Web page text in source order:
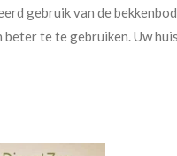
gebruik van de
beter te te gebruiken. Uw